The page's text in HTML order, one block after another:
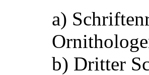
a)
b) Dritter